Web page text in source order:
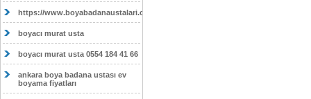
https://www.boyabadanaustalari.com/
boyacı murat usta
boyacı murat usta 0554 184 41 66
ankara boya badana ustası ev
boyama fiyatları